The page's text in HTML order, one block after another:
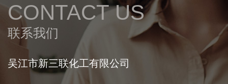
CONTACT US
联系我们
吴江市新三联化工有限公司